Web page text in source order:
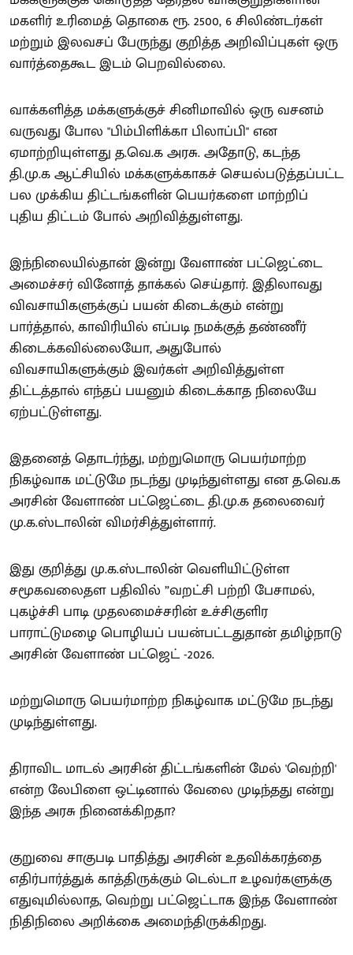
மகளிர் உரிமைத் தொகை ரூ. 2500, 6 சிலிண்டர்கள்
மற்றும் இலவசப் பேருந்து குறித்த அறிவிப்புகள் ஒரு
வார்த்தைகூட இடம் பெறவில்லை.
வாக்களித்த மக்களுக்குச் சினிமாவில் ஒரு வசனம்
வருவது போல "பிம்பிளிக்கா பிலாப்பி" என
ஏமாற்றியுள்ளது த.வெ.க அரசு. அதோடு, கடந்த
தி.மு.க ஆட்சியில் மக்களுக்காகச் செயல்படுத்தப்பட்ட
பல முக்கிய திட்டங்களின் பெயர்களை மாற்றிப்
புதிய திட்டம் போல் அறிவித்துள்ளது.
இந்நிலையில்தான் இன்று வேளாண் பட்ஜெட்டை
அமைச்சர் வினோத் தாக்கல் செய்தார். இதிலாவது
விவசாயிகளுக்குப் பயன் கிடைக்கும் என்று
பார்த்தால், காவிரியில் எப்படி நமக்குத் தண்ணீர்
கிடைக்கவில்லையோ, அதுபோல்
விவசாயிகளுக்கும் இவர்கள் அறிவித்துள்ள
திட்டத்தால் எந்தப் பயனும் கிடைக்காத நிலையே
ஏற்பட்டுள்ளது.
இதனைத் தொடர்ந்து, மற்றுமொரு பெயர்மாற்ற
நிகழ்வாக மட்டுமே நடந்து முடிந்துள்ளது என த.வெ.க
அரசின் வேளாண் பட்ஜெட்டை தி.மு.க தலைவைர்
மு.க.ஸ்டாலின் விமர்சித்துள்ளார்.
இது குறித்து மு.க.ஸ்டாலின் வெளியிட்டுள்ள
சமூகவலைதள பதிவில் ”வறட்சி பற்றி பேசாமல்,
புகழ்ச்சி பாடி முதலமைச்சரின் உச்சிகுளிர
பாராட்டுமழை பொழியப் பயன்பட்டதுதான் தமிழ்நாடு
அரசின் வேளாண் பட்ஜெட் -2026.
மற்றுமொரு பெயர்மாற்ற நிகழ்வாக மட்டுமே நடந்து
முடிந்துள்ளது.
திராவிட மாடல் அரசின் திட்டங்களின் மேல் 'வெற்றி'
என்ற லேபிளை ஒட்டினால் வேலை முடிந்தது என்று
இந்த அரசு நினைக்கிறதா?
குறுவை சாகுபடி பாதித்து அரசின் உதவிக்கரத்தை
எதிர்பார்த்துக் காத்திருக்கும் டெல்டா உழவர்களுக்கு
எதுவுமில்லாத, வெற்று பட்ஜெட்டாக இந்த வேளாண்
நிதிநிலை அறிக்கை அமைந்திருக்கிறது.